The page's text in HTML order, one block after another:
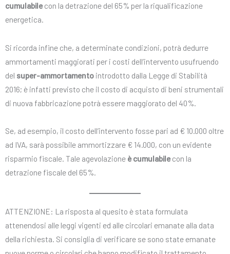
cumulabilecon la detrazione del 65% per la riqualificazione
energetica.
Si ricorda infine che, a determinate condizioni, potrà dedurre
ammortamenti maggiorati per i costi dell’intervento usufruendo
del super-ammortamento introdotto dalla Legge di Stabilità
2016; è infatti previsto che il costo di acquisto di beni strumentali
di nuova fabbricazione potrà essere maggiorato del 40%.
Se, ad esempio, il costo dell’intervento fosse pari ad € 10.000 oltre
ad IVA, sarà possibile ammortizzare € 14.000, con un evidente
risparmio fiscale. Tale agevolazione è cumulabilecon la
detrazione fiscale del 65%.
ATTENZIONE: La risposta al quesito è stata formulata
attenendosi alle leggi vigenti ed alle circolari emanate alla data
della richiesta. Si consiglia di verificare se sono state emanate